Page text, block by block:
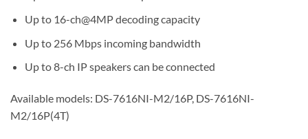
Up to 16-ch@4MP decoding capacity
Up to 256 Mbps incoming bandwidth
Up to 8-ch IP speakers can be connected
Available models: DS-7616NI-M2/16P, DS-7616NI-
M2/16P(4T)